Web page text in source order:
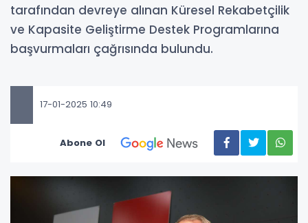
tarafından devreye alınan Küresel Rekabetçilik
ve Kapasite Geliştirme Destek Programlarına
başvurmaları çağrısında bulundu.
17-01-2025 10:49
Abone Ol